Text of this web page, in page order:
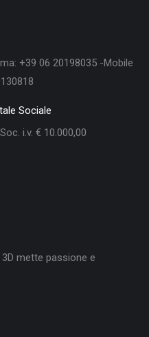
+39 06 20198035 -Mobile
Sociale
i.v. € 10.000,00
mette passione e